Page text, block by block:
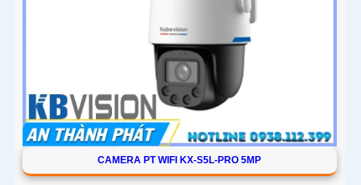
CAMERA PT WIFI KX-S5L-PRO 5MP